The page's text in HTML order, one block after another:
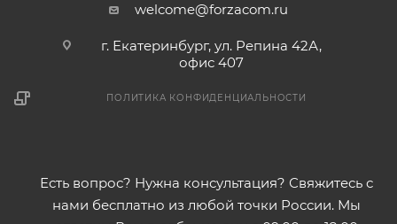
welcome@forzacom.ru
г. Екатеринбург, ул. Репина 42А,
офис 407
ПОЛИТИКА КОНФИДЕНЦИАЛЬНОСТИ
Есть вопрос? Нужна консультация? Свяжитесь с
нами бесплатно из любой точки России. Мы